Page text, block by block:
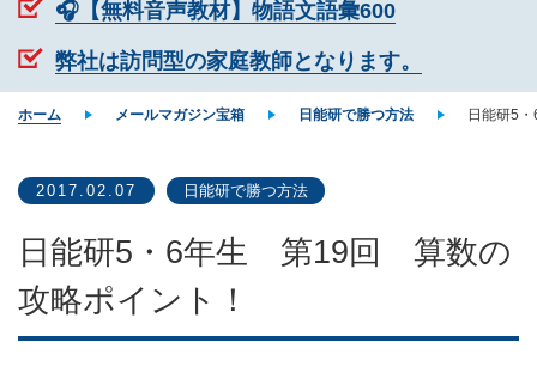
🎧【無料音声教材】物語文語彙600
弊社は訪問型の家庭教師となります。
ホーム メールマガジン宝箱 日能研で勝つ方法 日能研5
2017.02.07 日能研で勝つ方法
日能研5・6年生 第19回 算数の
攻略ポイント！